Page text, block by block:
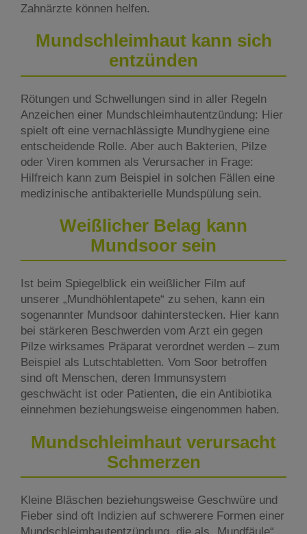
Zahnärzte können helfen.
Mundschleimhaut kann sich
entzünden
Rötungen und Schwellungen sind in aller Regeln
Anzeichen einer Mundschleimhautentzündung: Hier
spielt oft eine vernachlässigte Mundhygiene eine
entscheidende Rolle. Aber auch Bakterien, Pilze
oder Viren kommen als Verursacher in Frage:
Hilfreich kann zum Beispiel in solchen Fällen eine
medizinische antibakterielle Mundspülung sein.
Weißlicher Belag kann
Mundsoor sein
Ist beim Spiegelblick ein weißlicher Film auf
unserer „Mundhöhlentapete“ zu sehen, kann ein
sogenannter Mundsoor dahinterstecken. Hier kann
bei stärkeren Beschwerden vom Arzt ein gegen
Pilze wirksames Präparat verordnet werden – zum
Beispiel als Lutschtabletten. Vom Soor betroffen
sind oft Menschen, deren Immunsystem
geschwächt ist oder Patienten, die ein Antibiotika
einnehmen beziehungsweise eingenommen haben.
Mundschleimhaut verursacht
Schmerzen
Kleine Bläschen beziehungsweise Geschwüre und
Fieber sind oft Indizien auf schwerere Formen einer